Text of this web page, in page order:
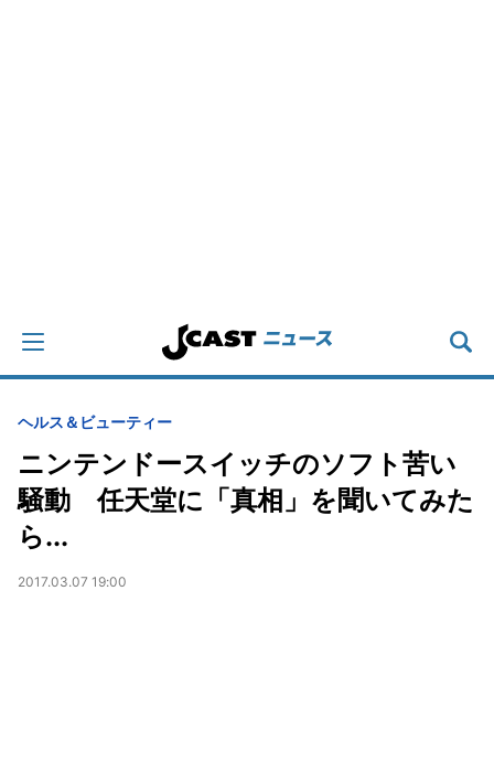
ヘルス＆ビューティー
ニンテンドースイッチのソフト苦い
騒動 任天堂に「真相」を聞いてみた
ら...
2017.03.07 19:00